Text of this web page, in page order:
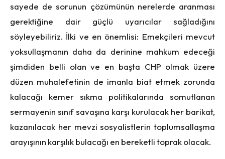
sayede de sorunun çözümünün nerelerde aranması
gerektiğine dair güçlü uyarıcılar sağladığını
söyleyebiliriz. İlki ve en önemlisi: Emekçileri mevcut
yoksullaşmanın daha da derinine mahkum edeceği
şimdiden belli olan ve en başta CHP olmak üzere
düzen muhalefetinin de imanla biat etmek zorunda
kalacağı kemer sıkma politikalarında somutlanan
sermayenin sınıf savaşına karşı kurulacak her barikat,
kazanılacak her mevzi sosyalistlerin toplumsallaşma
arayışının karşılık bulacağı en bereketli toprak olacak.